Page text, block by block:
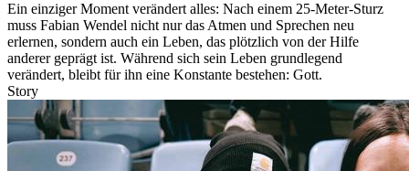
Ein einziger Moment verändert alles: Nach einem 25-Meter-Sturz
muss Fabian Wendel nicht nur das Atmen und Sprechen neu
erlernen, sondern auch ein Leben, das plötzlich von der Hilfe
anderer geprägt ist. Während sich sein Leben grundlegend
verändert, bleibt für ihn eine Konstante bestehen: Gott.
Story